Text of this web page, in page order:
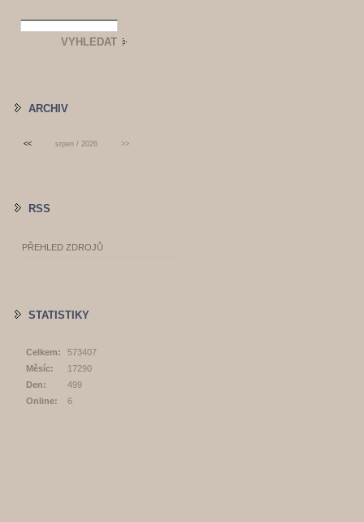
ARCHIV
<< srpen / 2026 >>
RSS
PŘEHLED ZDROJŮ
STATISTIKY
Online: 6
Celkem:
573407
Měsíc:
17290
Den:
499